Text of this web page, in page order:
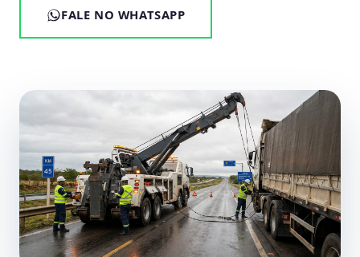
FALE NO WHATSAPP